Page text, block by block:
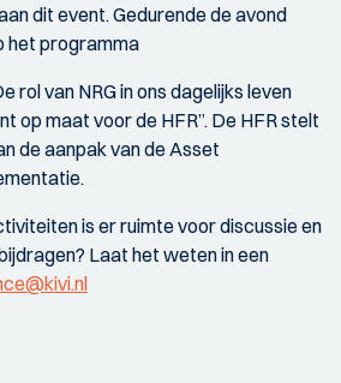
dit event. Gedurende de avond
het programma
rol van NRG in ons dagelijks leven
op maat voor de HFR”. De HFR stelt
de aanpak van de Asset
is er ruimte voor discussie en
Laat het weten in een